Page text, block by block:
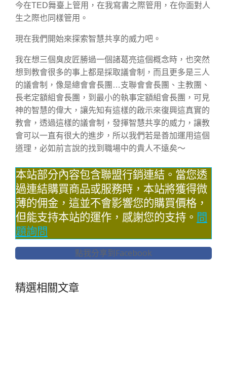
今在TED舞臺上管用，在我寫書之際管用，在你面對人
生之際也同樣管用。
現在我們開始來探索智慧共享的威力吧。
我在想三個臭皮匠勝過一個諸葛亮這個概念時，也突然
想到教會很多的事上都是採取議會制，而且更多是三人
的議會制，像是總會會長團…支聯會會長團、主教團、
長老定額組會長團，到最小的執事定額組會長團，可見
神的智慧的偉大，讓先知有這樣的啟示來復興這真實的
教會，透過這樣的議會制，發揮智慧共享的威力，讓教
會可以一直有很大的進步，所以我們若是善加運用這個
道理，必如前言說的找到職場中的貴人不遠矣～
本站部分內容包含聯盟行銷連結。當您透
過連結購買商品或服務時，本站將獲得微
薄的佣金，這並不會影響您的購買價格，
但能支持本站的運作，感謝您的支持。 問
題詢問
點我分享到Facebook
精選相關文章